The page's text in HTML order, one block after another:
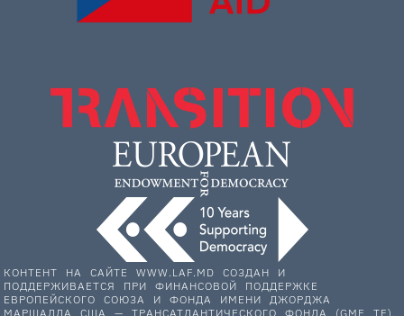
КОНТЕНТ НА САЙТЕ WWW.LAF.MD СОЗДАН И
ПОДДЕРЖИВАЕТСЯ ПРИ ФИНАНСОВОЙ ПОДДЕРЖКЕ
ЕВРОПЕЙСКОГО СОЮЗА И ФОНДА ИМЕНИ ДЖОРДЖА
МАРШАЛЛА США — ТРАНСАТЛАНТИЧЕСКОГО ФОНДА (GMF TF).